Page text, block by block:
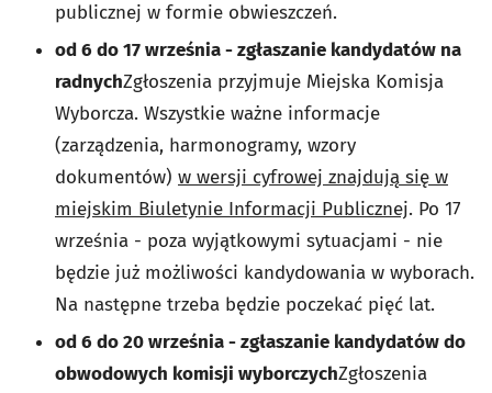
publicznej w formie obwieszczeń.
od 6 do 17 września - zgłaszanie kandydatów na
radnychZgłoszenia przyjmuje Miejska Komisja
Wyborcza. Wszystkie ważne informacje
(zarządzenia, harmonogramy, wzory
dokumentów) w wersji cyfrowej znajdują się w
miejskim Biuletynie Informacji Publicznej. Po 17
września - poza wyjątkowymi sytuacjami - nie
będzie już możliwości kandydowania w wyborach.
Na następne trzeba będzie poczekać pięć lat.
od 6 do 20 września - zgłaszanie kandydatów do
obwodowych komisji wyborczychZgłoszenia